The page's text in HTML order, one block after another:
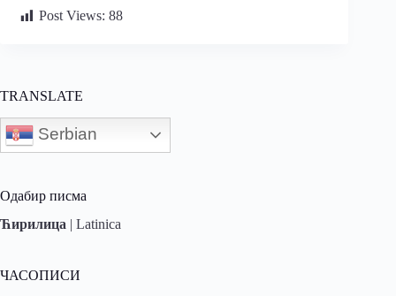
Post Views: 88
TRANSLATE
Serbian
Одабир писма
Ћирилица | Latinica
ЧАСОПИСИ